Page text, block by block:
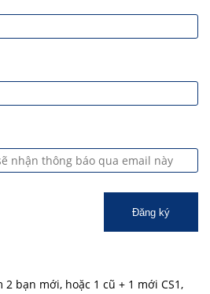
Đăng ký
bạn mới, hoặc 1 cũ + 1 mới CS1,